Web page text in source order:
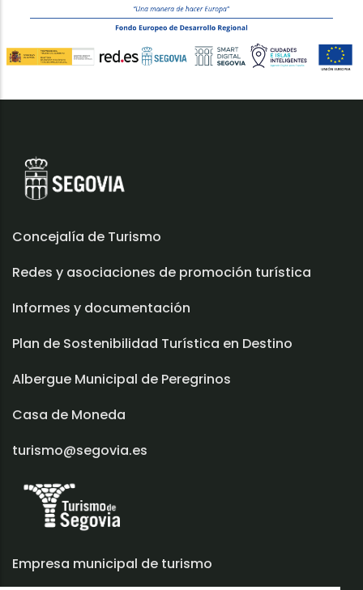
Concejalía de Turismo
Redes y asociaciones de promoción turística
Informes y documentación
Plan de Sostenibilidad Turística en Destino
Albergue Municipal de Peregrinos
Casa de Moneda
turismo@segovia.es
Empresa municipal de turismo